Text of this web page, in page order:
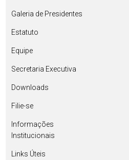
Galeria de Presidentes
Estatuto
Equipe
Secretaria Executiva
Downloads
Filie-se
Informações
Institucionais
Links Úteis